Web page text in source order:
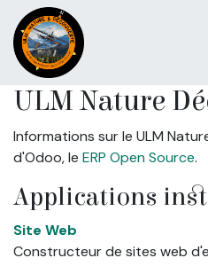
Se rendre au contenu
ULM Nature
Informations sur le ULM
d'Odoo, le ERP Open Source.
Applications
Site Web
Constructeur de sites web